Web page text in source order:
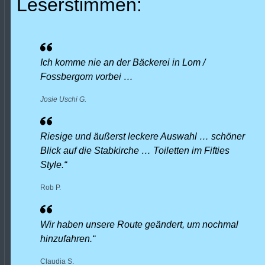
Leserstimmen:
Ich komme nie an der Bäckerei in Lom /
Fossbergom vorbei …
Josie Uschi G.
Riesige und äußerst leckere Auswahl … schöner
Blick auf die Stabkirche … Toiletten im Fifties
Style.“
Rob P.
Wir haben unsere Route geändert, um nochmal
hinzufahren.“
Claudia S.